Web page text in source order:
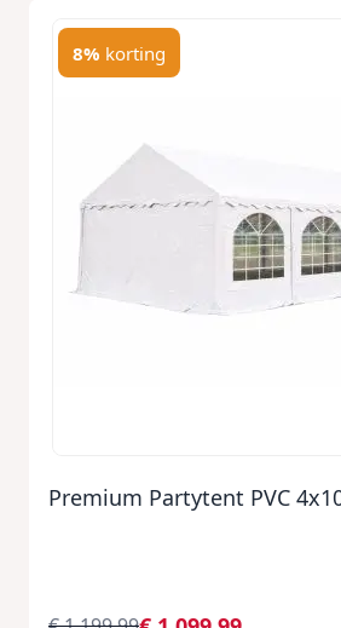
8% korting
Premium Partytent PVC